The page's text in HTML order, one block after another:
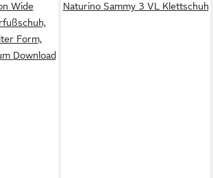
Wide
Form,
Download
Naturino Sammy 3 VL Klettschuh